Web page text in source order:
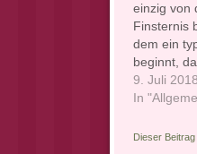
einzig von
Finsternis
dem ein
beginnt,
liebsten
über den
erklären
9. Juli 2018
In
Dieser